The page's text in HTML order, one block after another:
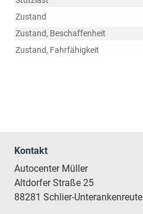
Zustand
Zustand, Beschaffenheit
Zustand, Fahrfähigkeit
Kontakt
Autocenter Müller
Altdorfer Straße 25
88281 Schlier-Unterankenreute